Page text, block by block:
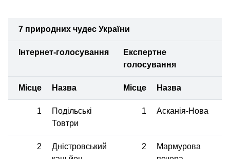
7 природних чудес України
Інтернет-голосування
Експертне
голосування
Місце Назва Місце Назва
1
Подільські
Товтри
1 Асканія-Нова
2
Дністровський
2
Мармурова